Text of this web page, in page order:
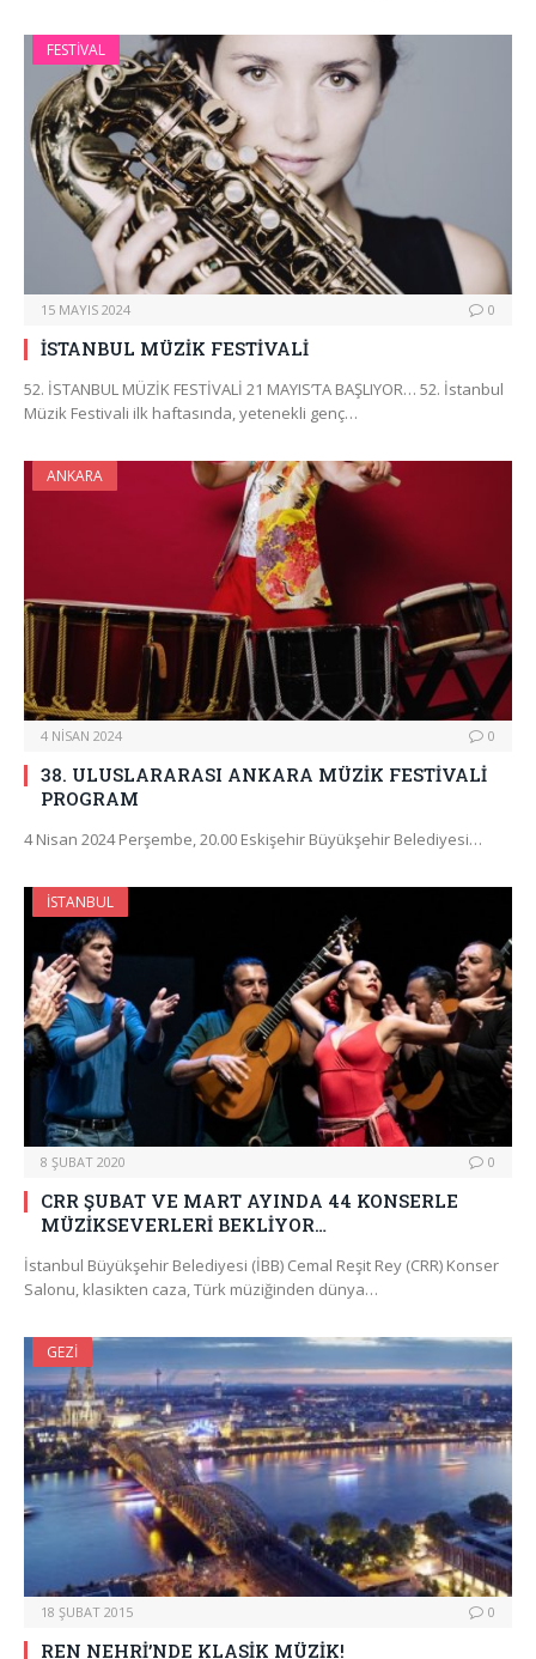
FESTIVAL
15 MAYIS 2024 0
İSTANBUL MÜZİK FESTİVALİ
52. İSTANBUL MÜZİK FESTİVALİ 21 MAYIS’TA BAŞLIYOR… 52. İstanbul
Müzik Festivali ilk haftasında, yetenekli genç…
ANKARA
4 NISAN 2024 0
38. ULUSLARARASI ANKARA MÜZİK FESTİVALİ
PROGRAM
4 Nisan 2024 Perşembe, 20.00 Eskişehir Büyükşehir Belediyesi…
İSTANBUL
8 ŞUBAT 2020 0
CRR ŞUBAT VE MART AYINDA 44 KONSERLE
MÜZİKSEVERLERİ BEKLİYOR…
İstanbul Büyükşehir Belediyesi (İBB) Cemal Reşit Rey (CRR) Konser
Salonu, klasikten caza, Türk müziğinden dünya…
GEZI
18 ŞUBAT 2015 0
REN NEHRİ’NDE KLASİK MÜZİK!